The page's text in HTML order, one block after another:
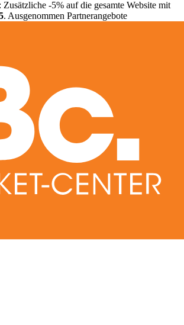
-5% auf die gesamte Website mit
. Ausgenommen Partnerangebote